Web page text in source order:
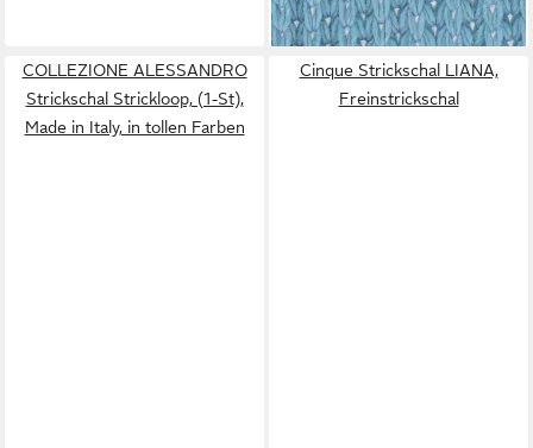
+9
COLLEZIONE ALESSANDRO
Strickschal Strickloop, (1-St),
Made in Italy, in tollen Farben
Cinque Strickschal LIANA,
Freinstrickschal